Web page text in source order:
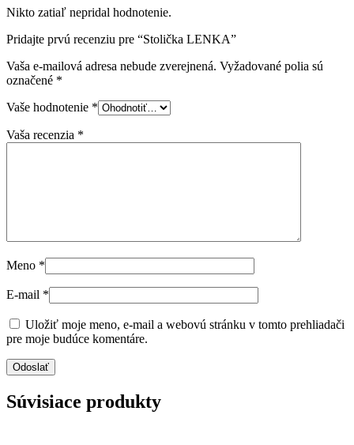
Nikto zatiaľ nepridal hodnotenie.
Pridajte prvú recenziu pre “Stolička LENKA”
Vaša e-mailová adresa nebude zverejnená. Vyžadované polia sú
označené *
Vaše hodnotenie *
Vaša recenzia *
Meno *
E-mail *
Uložiť moje meno, e-mail a webovú stránku v tomto prehliadači
pre moje budúce komentáre.
Súvisiace produkty